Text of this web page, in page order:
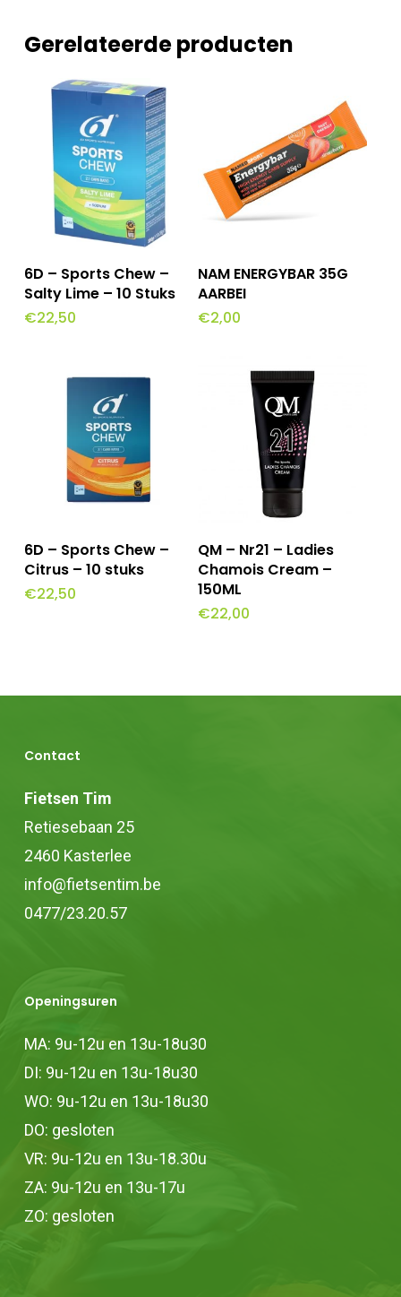
Gerelateerde producten
Toevoegen Aan
Winkelwagen
6D – Sports Chew –
Salty Lime – 10 Stuks
€22,50
Toevoegen Aan
Winkelwagen
NAM ENERGYBAR 35G
AARBEI
€2,00
Toevoegen Aan
Winkelwagen
6D – Sports Chew –
Citrus – 10 stuks
€22,50
Toevoegen Aan
Winkelwagen
QM – Nr21 – Ladies
Chamois Cream –
150ML
€22,00
Contact
Fietsen Tim
Retiesebaan 25
2460 Kasterlee
info@fietsentim.be
0477/23.20.57
Openingsuren
MA: 9u-12u en 13u-18u30
DI: 9u-12u en 13u-18u30
WO: 9u-12u en 13u-18u30
DO: gesloten
VR: 9u-12u en 13u-18.30u
ZA: 9u-12u en 13u-17u
ZO: gesloten